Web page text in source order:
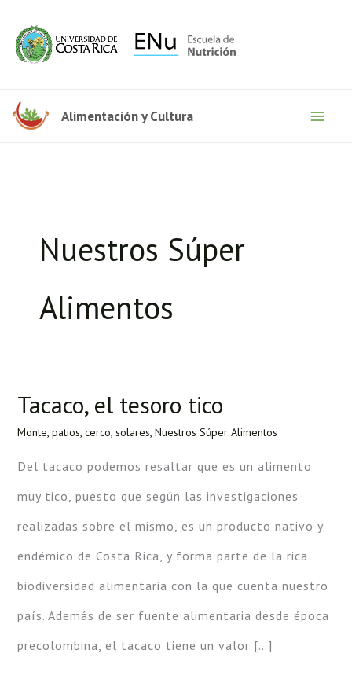
contenido
Alimentación y Cultura
Nuestros Súper
Alimentos
Tacaco, el tesoro tico
Monte, patios, cerco, solares, Nuestros Súper Alimentos
Del tacaco podemos resaltar que es un alimento
muy tico, puesto que según las investigaciones
realizadas sobre el mismo, es un producto nativo y
endémico de Costa Rica, y forma parte de la rica
biodiversidad alimentaria con la que cuenta nuestro
país. Además de ser fuente alimentaria desde época
precolombina, el tacaco tiene un valor […]
Tacaco,
el
tesoro
tico